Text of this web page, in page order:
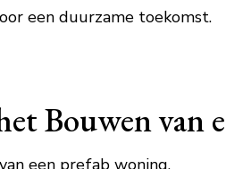
een duurzame toekomst.
Bouwen van
een prefab woning.